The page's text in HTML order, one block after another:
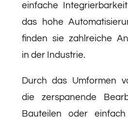
einfache
das hohe
finden sie zahlreiche
in der Industrie.
Durch das Umformen
die zerspanende
Bauteilen oder